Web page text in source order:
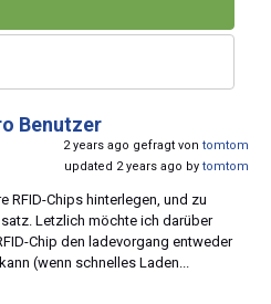
Benutzer
2 years ago gefragt von tomtom
updated 2 years ago by tomtom
RFID-Chips hinterlegen, und zu
Letzlich möchte ich darüber
Chip den ladevorgang entweder
(wenn schnelles Laden...